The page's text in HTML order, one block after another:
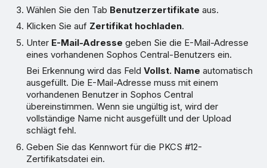
Wählen Sie den Tab Benutzerzertifikate aus.
Klicken Sie auf Zertifikat hochladen.
Unter E-Mail-Adresse geben Sie die E-Mail-Adresse
eines vorhandenen Sophos Central-Benutzers ein.
Bei Erkennung wird das FeldVollst. Name automatisch
ausgefüllt. Die E-Mail-Adresse muss mit einem
vorhandenen Benutzer in Sophos Central
übereinstimmen. Wenn sie ungültig ist, wird der
vollständige Name nicht ausgefüllt und der Upload
schlägt fehl.
Geben Sie das Kennwort für die PKCS #12-
Zertifikatsdatei ein.